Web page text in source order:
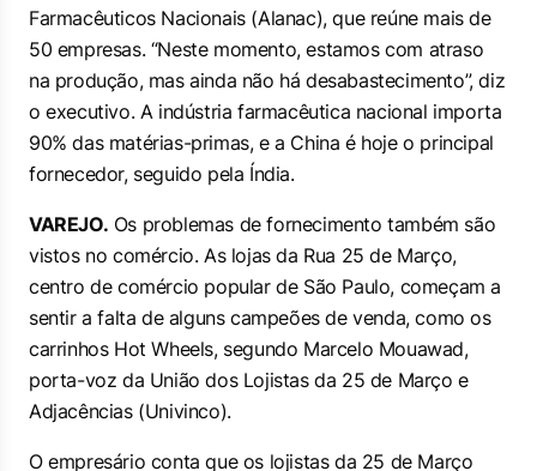
Farmacêuticos Nacionais (Alanac), que reúne mais de
50 empresas. “Neste momento, estamos com atraso
na produção, mas ainda não há desabastecimento”, diz
o executivo. A indústria farmacêutica nacional importa
90% das matérias-primas, e a China é hoje o principal
fornecedor, seguido pela Índia.
VAREJO. Os problemas de fornecimento também são
vistos no comércio. As lojas da Rua 25 de Março,
centro de comércio popular de São Paulo, começam a
sentir a falta de alguns campeões de venda, como os
carrinhos Hot Wheels, segundo Marcelo Mouawad,
porta-voz da União dos Lojistas da 25 de Março e
Adjacências (Univinco).
O empresário conta que os lojistas da 25 de Março